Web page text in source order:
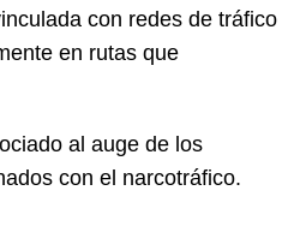
con redes de tráfico
en rutas que
al auge de los
con el narcotráfico.